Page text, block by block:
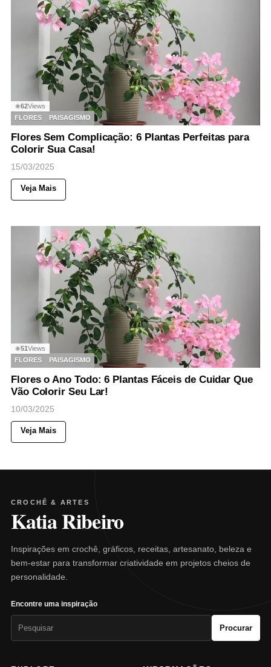
◉62Views
FLORES
PAISAGISMO
Flores Sem Complicação: 6 Plantas Perfeitas para
Colorir Sua Casa!
15/03/2025
Veja Mais
◉51Views
FLORES
PAISAGISMO
Flores o Ano Todo: 6 Plantas Fáceis de Cuidar Que
Vão Colorir Seu Lar!
10/03/2025
Veja Mais
CROCHÊ & ARTES
Katia Ribeiro
Inspirações em crochê, gráficos, receitas, artesanato, beleza e
bem-estar para transformar criatividade em projetos cheios de
personalidade.
Encontre uma inspiração
Procurar